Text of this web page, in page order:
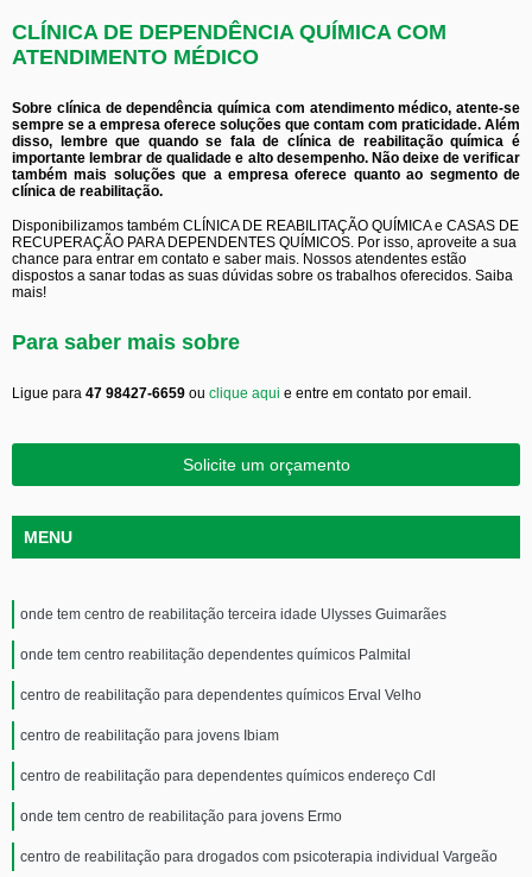
CLÍNICA DE DEPENDÊNCIA QUÍMICA COM
ATENDIMENTO MÉDICO
Sobre clínica de dependência química com atendimento médico, atente-se
sempre se a empresa oferece soluções que contam com praticidade. Além
disso, lembre que quando se fala de clínica de reabilitação química é
importante lembrar de qualidade e alto desempenho. Não deixe de verificar
também mais soluções que a empresa oferece quanto ao segmento de
clínica de reabilitação.
Disponibilizamos também CLÍNICA DE REABILITAÇÃO QUÍMICA e CASAS DE
RECUPERAÇÃO PARA DEPENDENTES QUÍMICOS. Por isso, aproveite a sua
chance para entrar em contato e saber mais. Nossos atendentes estão
dispostos a sanar todas as suas dúvidas sobre os trabalhos oferecidos. Saiba
mais!
Para saber mais sobre
Ligue para 47 98427-6659 ou clique aqui e entre em contato por email.
Solicite um orçamento
MENU
onde tem centro de reabilitação terceira idade Ulysses Guimarães
onde tem centro reabilitação dependentes químicos Palmital
centro de reabilitação para dependentes químicos Erval Velho
centro de reabilitação para jovens Ibiam
centro de reabilitação para dependentes químicos endereço Cdl
onde tem centro de reabilitação para jovens Ermo
centro de reabilitação para drogados com psicoterapia individual Vargeão